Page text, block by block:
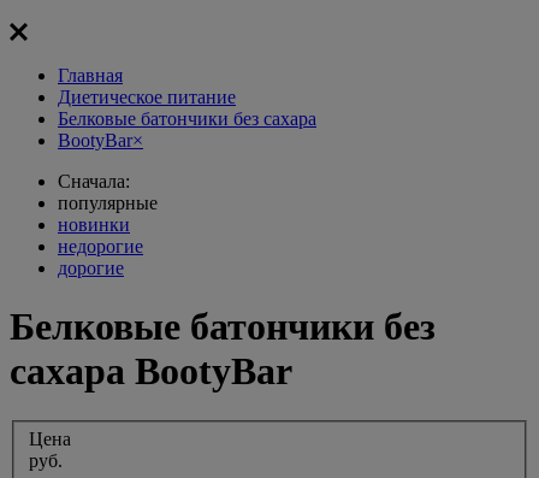
Главная
Диетическое питание
Белковые батончики без сахара
BootyBar×
Сначала:
популярные
новинки
недорогие
дорогие
Белковые батончики без
сахара BootyBar
Цена
руб.